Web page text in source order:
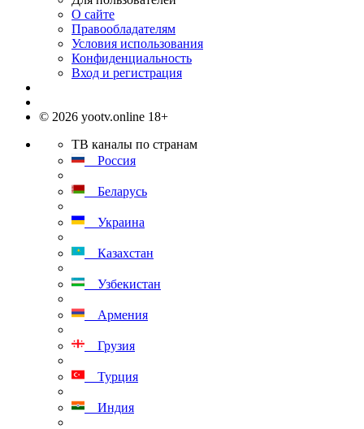
О сайте
Правообладателям
Условия использования
Конфиденциальность
Вход и регистрация
© 2026 yootv.online 18+
ТВ каналы по странам
Россия
Беларусь
Украина
Казахстан
Узбекистан
Армения
Грузия
Турция
Индия